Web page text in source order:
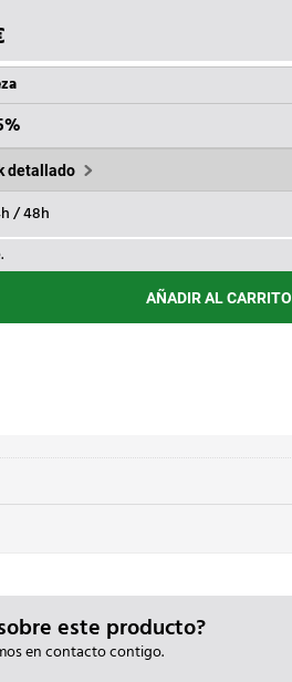
EL
PRECIO
ACTUAL
ES:
8,27€.
detallado
/ 48h
AÑADIR AL CARRITO
este producto?
en contacto contigo.